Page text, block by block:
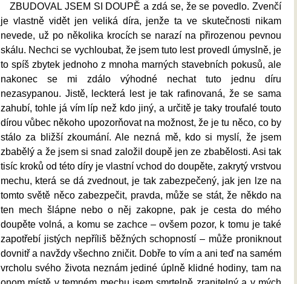
ZBUDOVAL JSEM SI DOUPĚ a zdá se, že se povedlo. Zvenčí
je vlastně vidět jen veliká díra, jenže ta ve skutečnosti nikam
nevede, už po několika krocích se narazí na přirozenou pevnou
skálu. Nechci se vychloubat, že jsem tuto lest provedl úmyslně, je
to spíš zbytek jednoho z mnoha marných stavebních pokusů, ale
nakonec se mi zdálo výhodné nechat tuto jednu díru
nezasypanou. Jistě, leckterá lest je tak rafinovaná, že se sama
zahubí, tohle já vím líp než kdo jiný, a určitě je taky troufalé touto
dírou vůbec někoho upozorňovat na možnost, že je tu něco, co by
stálo za bližší zkoumání. Ale nezná mě, kdo si myslí, že jsem
zbabělý a že jsem si snad založil doupě jen ze zbabělosti. Asi tak
tisíc kroků od této díry je vlastní vchod do doupěte, zakrytý vrstvou
mechu, která se dá zvednout, je tak zabezpečený, jak jen lze na
tomto světě něco zabezpečit, pravda, může se stát, že někdo na
ten mech šlápne nebo o něj zakopne, pak je cesta do mého
doupěte volná, a komu se zachce – ovšem pozor, k tomu je také
zapotřebí jistých nepříliš běžných schopností – může proniknout
dovnitř a navždy všechno zničit. Dobře to vím a ani teď na samém
vrcholu svého života neznám jediné úplně klidné hodiny, tam na